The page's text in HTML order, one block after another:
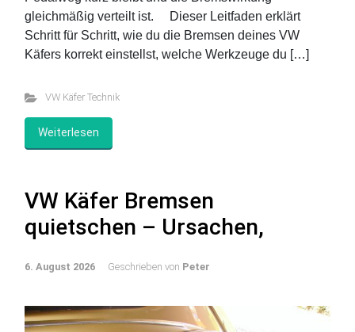
gleichmäßig verteilt ist. Dieser Leitfaden erklärt
Schritt für Schritt, wie du die Bremsen deines VW
Käfers korrekt einstellst, welche Werkzeuge du […]
VW Käfer Technik
Weiterlesen
VW Käfer Bremsen
quietschen – Ursachen,
6. August 2026 Geschrieben von Peter